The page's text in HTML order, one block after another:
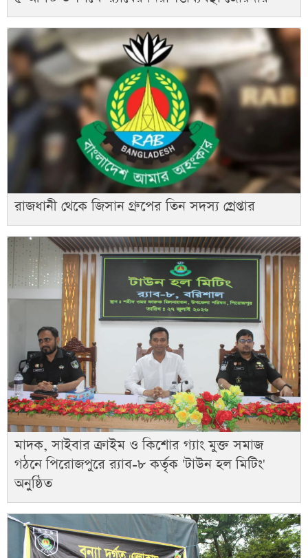
রাজধানী থেকে জিসান গ্রুপের তিন সদস্য গ্রেপ্তার
মাদক, সাইবার ক্রাইম ও কিশোর গ্যাং মুক্ত সমাজ
গঠনে পিরোজপুরে র‍্যাব-৮ কর্তৃক 'টাউন হল মিটিং'
অনুষ্ঠিত